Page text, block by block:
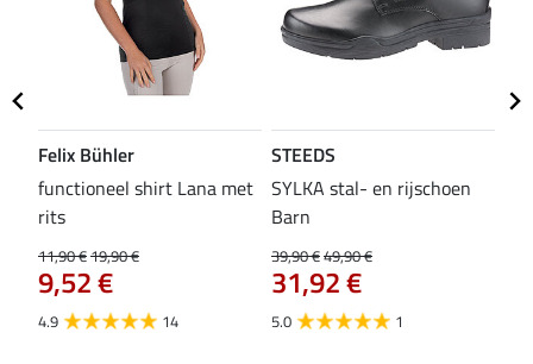
Felix Bühler
functioneel shirt Lana met
rits
11,90 €19,90 €
9,52 €
4.9 14
STEEDS
SYLKA stal- en rijschoen
Barn
39,90 €49,90 €
31,92 €
5.0 1